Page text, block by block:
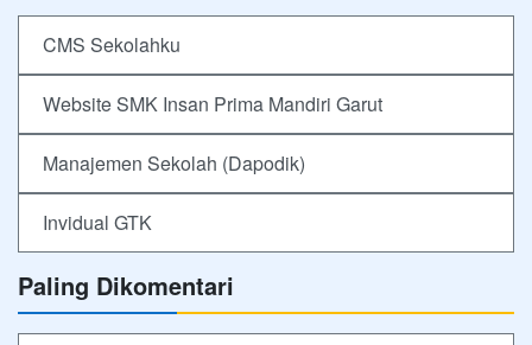
CMS Sekolahku
Website SMK Insan Prima Mandiri Garut
Manajemen Sekolah (Dapodik)
Invidual GTK
Paling Dikomentari